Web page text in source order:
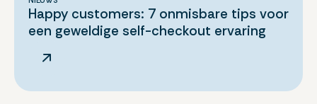
Happy customers: 7 onmisbare tips voor
een geweldige self-checkout ervaring